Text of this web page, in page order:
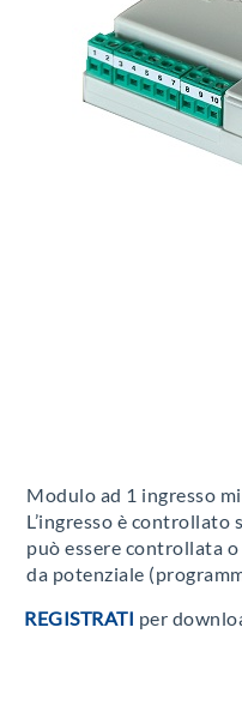
Modulo ad 1 ingresso
L’ingresso è controllato
può essere controllata
da potenziale
REGISTRATI per